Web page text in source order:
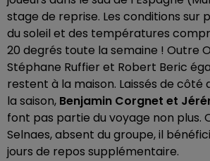
stage de reprise. Les conditions sur
du soleil et des températures
20 degrés toute la semaine ! Outre
Stéphane Ruffier et Robert Beric
restent à la maison. Laissés de côté
la saison, Benjamin Corgnet et
font pas partie du voyage non plus.
Selnaes, absent du groupe, il
jours de repos supplémentaire.